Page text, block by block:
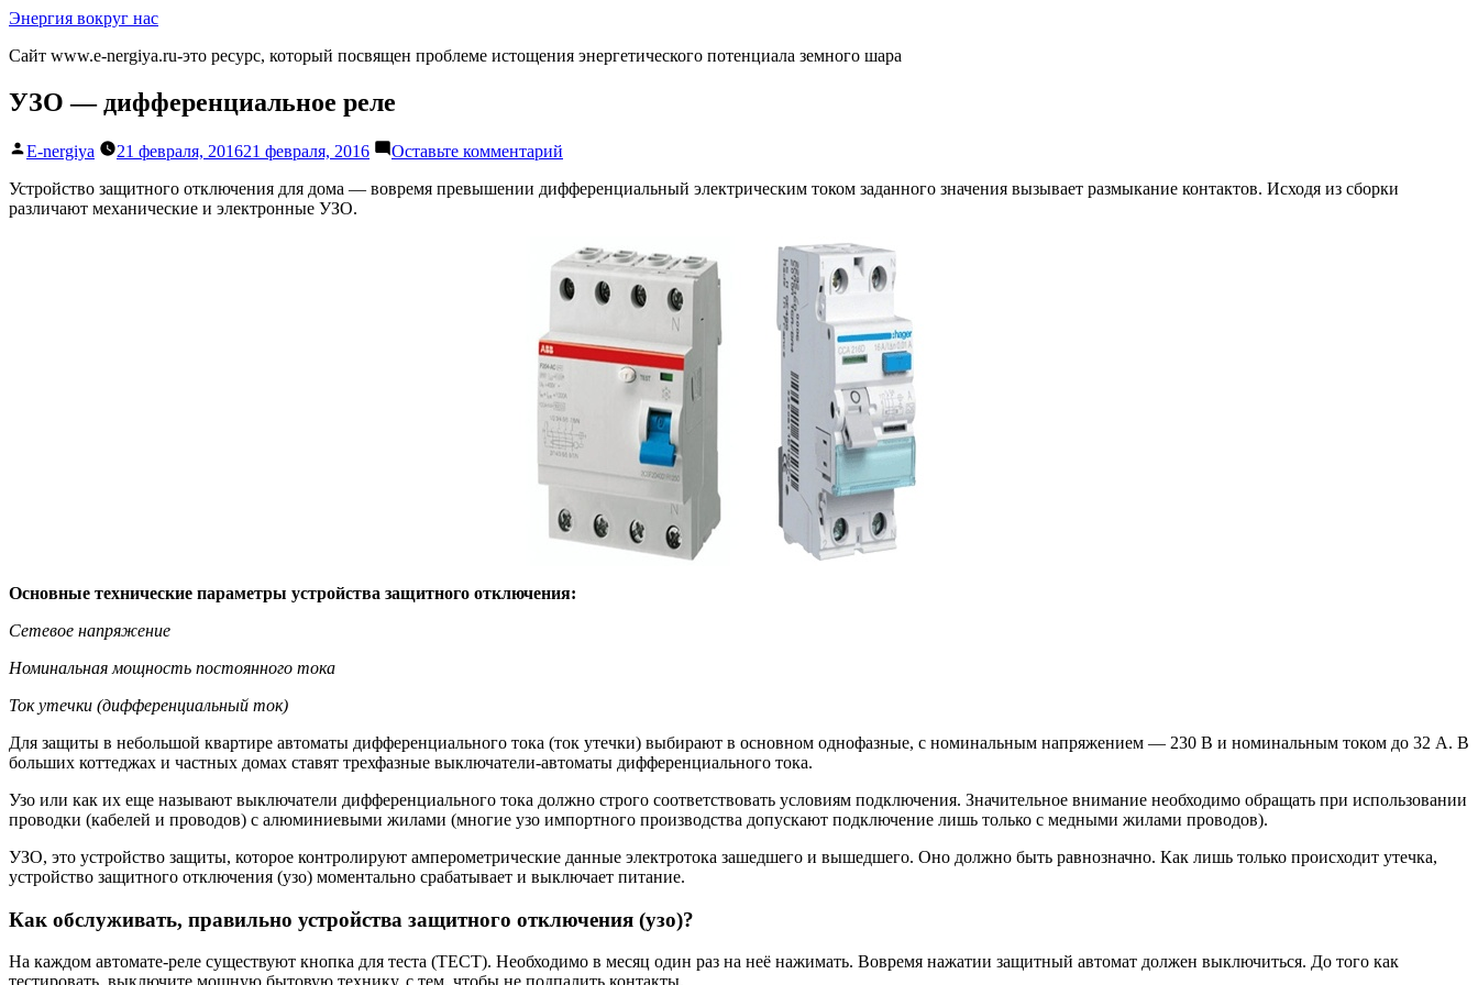
Перейти
содержимому
Энергия вокруг нас
Сайт www.e-nergiya.ru-это ресурс, который посвящен проблеме истощения энергетического потенциала земного шара
УЗО — дифференциальное реле
Написано
E-nergiya 21 февраля, 201621 февраля, 2016 Оставьте комментарий
—
Устройство защитного отключения для дома — вовремя превышении дифференциальный электрическим током заданного значения вызывает размыкание контактов. Исходя из сборки
различают механические и электронные УЗО.
Основные технические параметры устройства защитного отключения:
Сетевое напряжение
Номинальная мощность постоянного тока
Ток утечки (дифференциальный ток)
Для защиты в небольшой квартире автоматы дифференциального тока (ток утечки) выбирают в основном однофазные, с номинальным напряжением — 230 В и номинальным током до 32 А. В
больших коттеджах и частных домах ставят трехфазные выключатели-автоматы дифференциального тока.
Узо или как их еще называют выключатели дифференциального тока должно строго соответствовать условиям подключения. Значительное внимание необходимо обращать при использовании
проводки (кабелей и проводов) с алюминиевыми жилами (многие узо импортного производства допускают подключение лишь только с медными жилами проводов).
УЗО, это устройство защиты, которое контролируют амперометрические данные электротока зашедшего и вышедшего. Оно должно быть равнозначно. Как лишь только происходит утечка,
устройство защитного отключения (узо) моментально срабатывает и выключает питание.
Как обслуживать, правильно устройства защитного отключения (узо)?
На каждом автомате-реле существуют кнопка для теста (ТЕСТ). Необходимо в месяц один раз на неё нажимать. Вовремя нажатии защитный автомат должен выключиться. До того как